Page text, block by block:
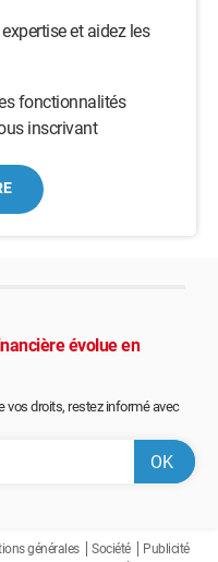
et aidez les
fonctionnalités
inscrivant
évolue en
vos droits, restez informé avec
générales Société
Publicité